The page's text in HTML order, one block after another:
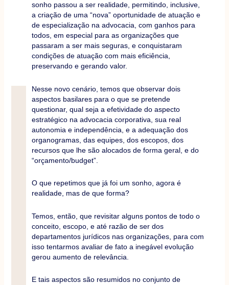
sonho passou a ser realidade, permitindo, inclusive,
a criação de uma “nova” oportunidade de atuação e
de especialização na advocacia, com ganhos para
todos, em especial para as organizações que
passaram a ser mais seguras, e conquistaram
condições de atuação com mais eficiência,
preservando e gerando valor.
Nesse novo cenário, temos que observar dois
aspectos basilares para o que se pretende
questionar, qual seja a efetividade do aspecto
estratégico na advocacia corporativa, sua real
autonomia e independência, e a adequação dos
organogramas, das equipes, dos escopos, dos
recursos que lhe são alocados de forma geral, e do
“orçamento/budget”.
O que repetimos que já foi um sonho, agora é
realidade, mas de que forma?
Temos, então, que revisitar alguns pontos de todo o
conceito, escopo, e até razão de ser dos
departamentos jurídicos nas organizações, para com
isso tentarmos avaliar de fato a inegável evolução
gerou aumento de relevância.
E tais aspectos são resumidos no conjunto de